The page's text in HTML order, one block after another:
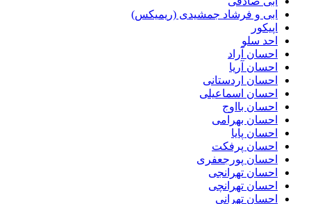
ابی و فرشاد جمشیدی (ریمیکس)
اپیکور
احد سلو
احسان آراد
احسان آریا
احسان اردستانی
احسان اسماعیلی
احسان بااوج
احسان بهرامی
احسان پایا
احسان پرفکت
احسان پورجعفری
احسان تهرانجی
احسان تهرانچی
احسان تهرانی